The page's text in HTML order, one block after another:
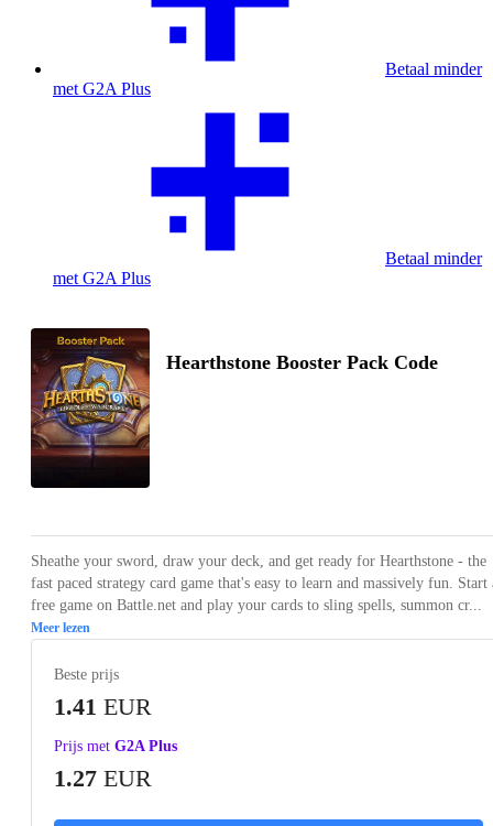
Betaal minder
met G2A Plus
Betaal minder
met G2A Plus
Hearthstone Booster Pack Code
Sheathe your sword, draw your deck, and get ready for Hearthstone - the
fast paced strategy card game that's easy to learn and massively fun. Start
free game on Battle.net and play your cards to sling spells, summon cr...
Meer lezen
Beste prijs
1.41 EUR
Prijs met G2A Plus
1.27 EUR